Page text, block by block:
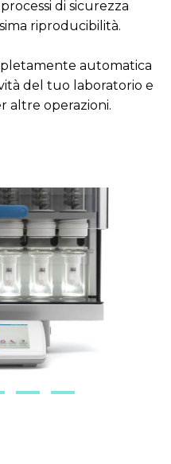
di sicurezza
riproducibilità.
automatica
del tuo laboratorio e
altre operazioni.